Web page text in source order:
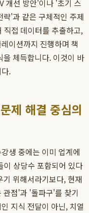
개선 방안'이나 '초기 스
'과 같은 구체적인 주제
접 데이터를 추출하고,
이션까지 진행하며 책
체득합니다. 이것이 바
.
제 해결 중심의
생 중에는 이미 업계에
이 상당수 포함되어 있다
위해서라기보다, 현재
관점'과 '돌파구'를 찾기
지식 전달이 아닌, 치열